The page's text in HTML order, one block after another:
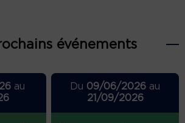
événements
au
Du 09/06/2026 au
21/09/2026